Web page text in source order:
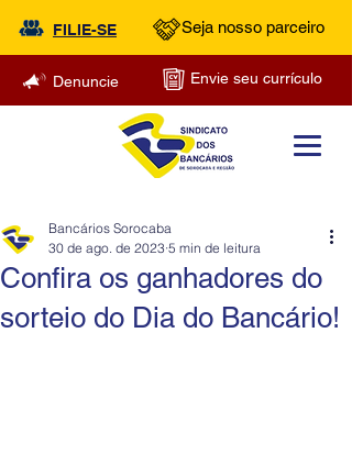
FILIE-SE Seja nosso parceiro
Denuncie Envie seu currículo
Confira os ganhadores do
sorteio do Dia do Bancário!
Bancários Sorocaba
30 de ago. de 2023 5 min de leitura